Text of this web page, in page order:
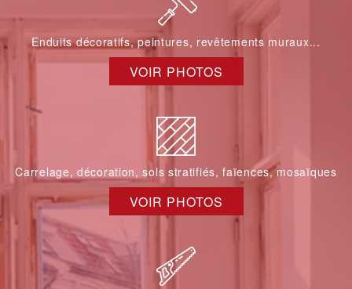
Enduits décoratifs, peintures, revêtements muraux...
VOIR PHOTOS
Carrelage, décoration, sols stratifiés, faïences, mosaïques
VOIR PHOTOS